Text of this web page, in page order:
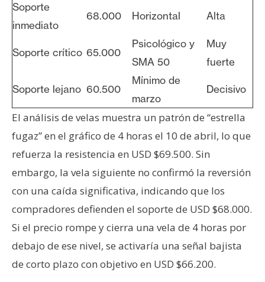
Soporte
inmediato
68.000 Horizontal Alta
Soporte crítico 65.000
Psicológico y
SMA 50
Muy
fuerte
Soporte lejano 60.500
Mínimo de
marzo
Decisivo
El análisis de velas muestra un patrón de “estrella
fugaz” en el gráfico de 4 horas el 10 de abril, lo que
refuerza la resistencia en USD $69.500. Sin
embargo, la vela siguiente no confirmó la reversión
con una caída significativa, indicando que los
compradores defienden el soporte de USD $68.000.
Si el precio rompe y cierra una vela de 4 horas por
debajo de ese nivel, se activaría una señal bajista
de corto plazo con objetivo en USD $66.200.